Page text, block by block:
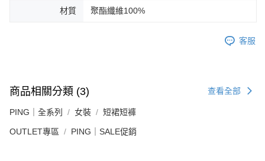
材質 聚酯纖維100%
客服
商品相關分類 (3) 查看全部
PING｜全系列 女裝 短裙短褲
OUTLET專區 PING｜SALE促銷